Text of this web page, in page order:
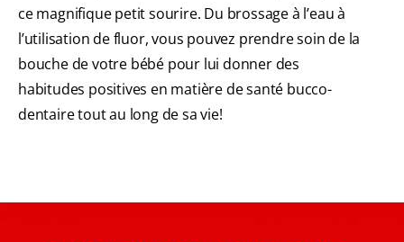
ce magnifique petit sourire. Du brossage à l’eau à
l’utilisation de fluor, vous pouvez prendre soin de la
bouche de votre bébé pour lui donner des
habitudes positives en matière de santé bucco-
dentaire tout au long de sa vie!